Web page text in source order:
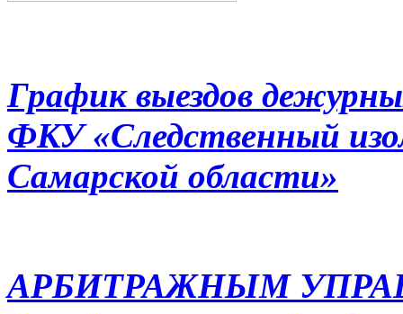
График выездов
ФКУ «Следственный
Самарской области»
АРБИТРАЖНЫМ